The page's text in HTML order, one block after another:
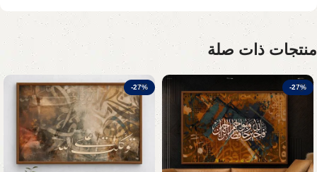
منتجات ذات صلة
-27%
-27%